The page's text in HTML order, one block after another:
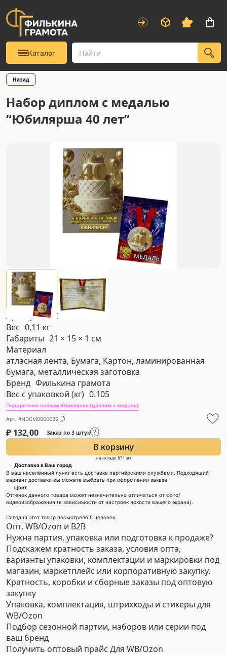
Каталог
Назад
Набор диплом с медалью
“Юбилярша 40 лет”
Артикул #NDCM0000032
Вес 0,11 кг
Габариты 21 × 15 × 1 см
Материал
атласная лента, Бумага, Картон, ламинированная
бумага, металлическая заготовка
Бренд Филькина грамота
Вес с упаковкой (кг) 0.105
Подарочные наборы Юбилярши (диплом + медаль)
Арт. #NDCM0000032
₽ 132,00 Заказ по 3 штук
В корзину
на складе 871 шт
Доставка в Ваш город
В ваш населённый пункт есть доставка партнёрскими службами. Подходящий
вариант доставки вы можете выбрать при оформлении заказа
Цвет
Оттенок данного товара может незначительно отличаться от фото/
видеоизображения (в зависимости от настроек яркости вашего экрана).
Сегодня этот товар посмотрело 5 человек
Опт, WB/Ozon и B2B
Нужна партия, упаковка или подготовка к продаже?
Подскажем кратность заказа, условия опта,
варианты упаковки, комплектации и маркировки под
магазин, маркетплейс или корпоративную закупку.
Кратность, коробки и сборные заказы под оптовую
закупку
Упаковка, комплектация, штрихкоды и стикеры для
WB/Ozon
Подбор сезонной партии, наборов или серии под
ваш бренд
Получить оптовый прайс Для WB/Ozon